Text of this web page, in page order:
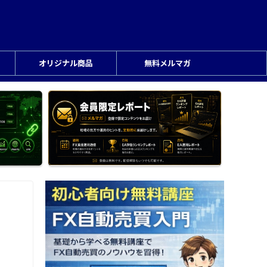
オリジナル商品 無料メルマガ